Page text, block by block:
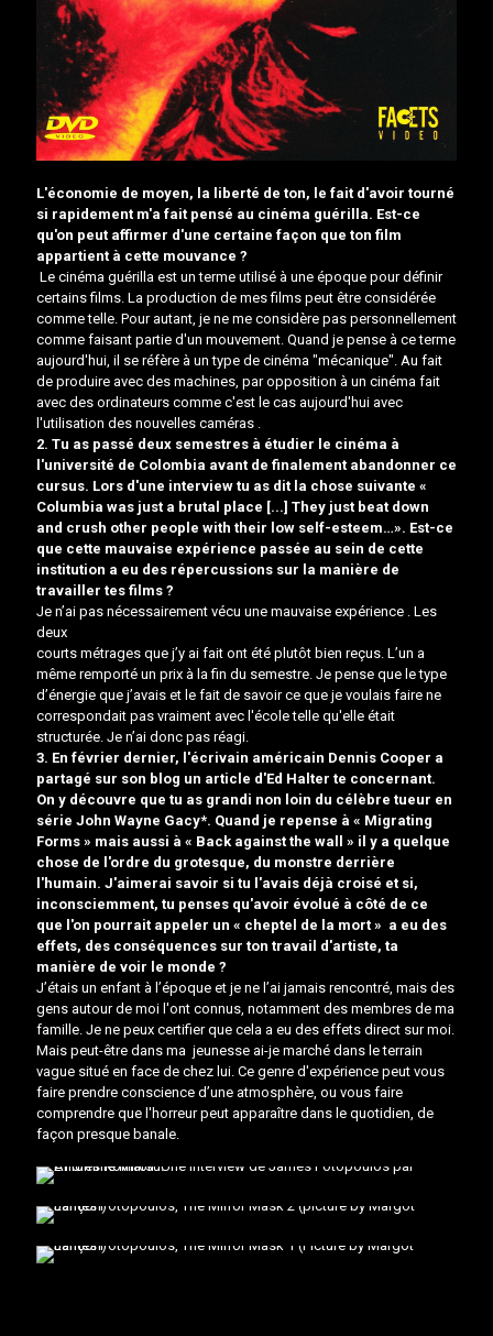
L'économie de moyen, la liberté de ton, le fait d'avoir tourné
si rapidement m'a fait pensé au cinéma guérilla. Est-ce
qu'on peut affirmer d'une certaine façon que ton film
appartient à cette mouvance ?
Le cinéma guérilla est un terme utilisé à une époque pour définir
certains films. La production de mes films peut être considérée
comme telle. Pour autant, je ne me considère pas personnellement
comme faisant partie d'un mouvement. Quand je pense à ce terme
aujourd'hui, il se réfère à un type de cinéma "mécanique". Au fait
de produire avec des machines, par opposition à un cinéma fait
avec des ordinateurs comme c'est le cas aujourd'hui avec
l'utilisation des nouvelles caméras .
2. Tu as passé deux semestres à étudier le cinéma à
l'université de Colombia avant de finalement abandonner ce
cursus. Lors d'une interview tu as dit la chose suivante «
Columbia was just a brutal place [...] They just beat down
and crush other people with their low self-esteem…». Est-ce
que cette mauvaise expérience passée au sein de cette
institution a eu des répercussions sur la manière de
travailler tes films ?
Je n’ai pas nécessairement vécu une mauvaise expérience . Les
deux
courts métrages que j’y ai fait ont été plutôt bien reçus. L’un a
même remporté un prix à la fin du semestre. Je pense que le type
d’énergie que j’avais et le fait de savoir ce que je voulais faire ne
correspondait pas vraiment avec l'école telle qu'elle était
structurée. Je n’ai donc pas réagi.
3. En février dernier, l'écrivain américain Dennis Cooper a
partagé sur son blog un article d'Ed Halter te concernant.
On y découvre que tu as grandi non loin du célèbre tueur en
série John Wayne Gacy*. Quand je repense à « Migrating
Forms » mais aussi à « Back against the wall » il y a quelque
chose de l'ordre du grotesque, du monstre derrière
l'humain. J'aimerai savoir si tu l'avais déjà croisé et si,
inconsciemment, tu penses qu'avoir évolué à côté de ce
que l'on pourrait appeler un « cheptel de la mort » a eu des
effets, des conséquences sur ton travail d'artiste, ta
manière de voir le monde ?
J’étais un enfant à l’époque et je ne l’ai jamais rencontré, mais des
gens autour de moi l'ont connus, notamment des membres de ma
famille. Je ne peux certifier que cela a eu des effets direct sur moi.
Mais peut-être dans ma jeunesse ai-je marché dans le terrain
vague situé en face de chez lui. Ce genre d'expérience peut vous
faire prendre conscience d’une atmosphère, ou vous faire
comprendre que l'horreur peut apparaître dans le quotidien, de
façon presque banale.